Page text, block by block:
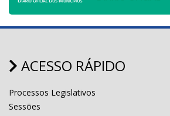
ACESSO RÁPIDO
Processos Legislativos
Sessões